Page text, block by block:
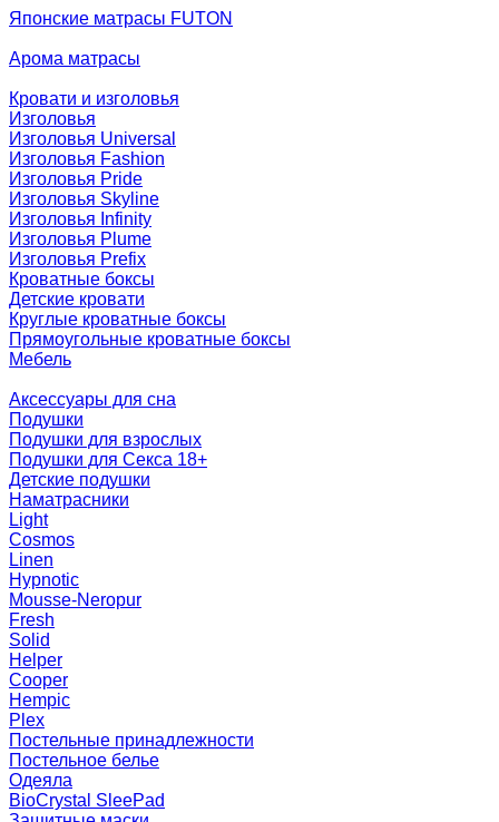
Японские матрасы FUTON
Арома матрасы
Кровати и изголовья
Изголовья
Изголовья Universal
Изголовья Fashion
Изголовья Pride
Изголовья Skyline
Изголовья Infinity
Изголовья Plume
Изголовья Prefix
Кроватные боксы
Детские кровати
Круглые кроватные боксы
Прямоугольные кроватные боксы
Мебель
Аксессуары для сна
Подушки
Подушки для взрослых
Подушки для Секса 18+
Детские подушки
Наматрасники
Light
Cosmos
Linen
Hypnotic
Mousse-Neropur
Fresh
Solid
Helper
Cooper
Hempic
Plex
Постельные принадлежности
Постельное белье
Одеяла
BioCrystal SleePad